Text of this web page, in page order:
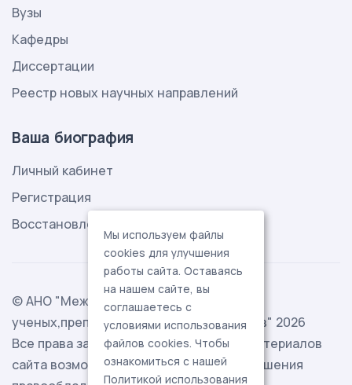
Вузы
Кафедры
Диссертации
Реестр новых научных направлений
Ваша биография
Личный кабинет
Регистрация
Восстановление пароля
© АНО "Международная ассоциация
ученых,преподавателей и специалистов" 2026
Все права защищены. Использование материалов
сайта возможно исключительно с разрешения
Мы используем файлы
cookies для улучшения
работы сайта. Оставаясь
на нашем сайте, вы
соглашаетесь с
условиями использования
файлов cookies. Чтобы
ознакомиться с нашей
Политикой использования